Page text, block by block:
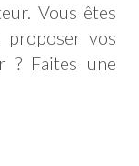
Vous êtes
proposer vos
? Faites une